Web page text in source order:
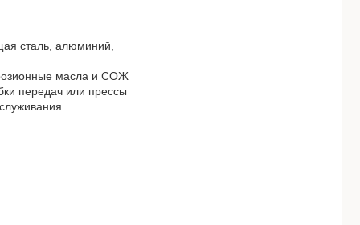
сталь, алюминий,
масла и СОЖ
передач или прессы